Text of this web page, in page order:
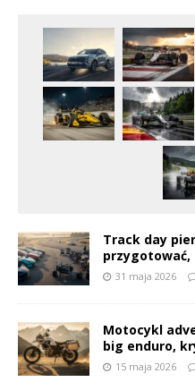
Track day
przygotować,
31 maja 2026
Motocykl
big enduro,
15 maja 2026